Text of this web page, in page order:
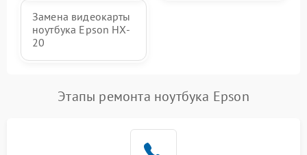
Замена видеокарты
ноутбука Epson HX-
20
Этапы ремонта ноутбука Epson